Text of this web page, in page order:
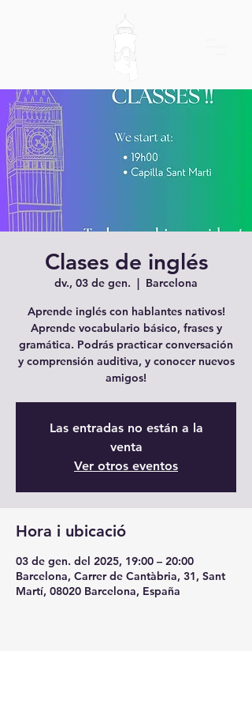
Clases de inglés
dv., 03 de gen.
  |
Barcelona
Aprende inglés con hablantes nativos!
Aprende vocabulario básico, frases y
gramática. Podrás practicar conversación
y comprensión auditiva, y conocer nuevos
amigos!
Las entradas no están a la
venta
Ver otros eventos
Hora i ubicació
03 de gen. del 2025, 19:00 – 20:00
Barcelona, Carrer de Cantàbria, 31, Sant
Martí, 08020 Barcelona, España